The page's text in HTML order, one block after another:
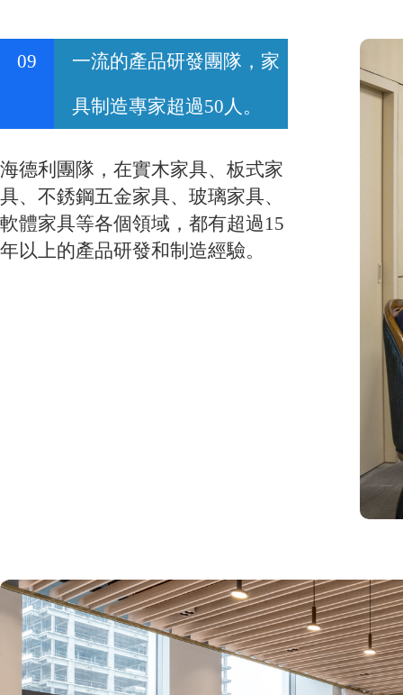
09 一流的產品研發團隊，家
具制造專家超過50人。
海德利團隊，在實木家具、板式家
具、不銹鋼五金家具、玻璃家具、
軟體家具等各個領域，都有超過15
年以上的產品研發和制造經驗。